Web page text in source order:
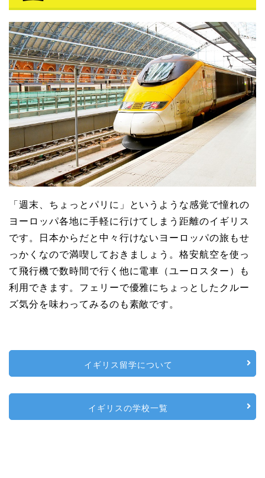
「週末、ちょっとパリに」というような感覚で憧れの
ヨーロッパ各地に手軽に行けてしまう距離のイギリス
です。日本からだと中々行けないヨーロッパの旅もせ
っかくなので満喫しておきましょう。格安航空を使っ
て飛行機で数時間で行く他に電車（ユーロスター）も
利用できます。フェリーで優雅にちょっとしたクルー
ズ気分を味わってみるのも素敵です。
イギリス留学について
イギリスの学校一覧